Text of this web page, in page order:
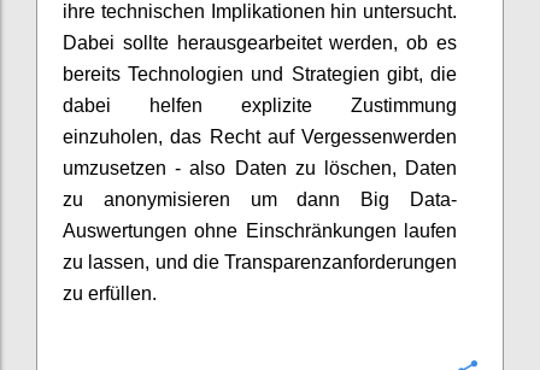
ihre technischen Implikationen hin untersucht.
Dabei sollte herausgearbeitet werden, ob es
bereits Technologien und Strategien gibt, die
dabei helfen explizite Zustimmung
einzuholen, das Recht auf Vergessenwerden
umzusetzen - also Daten zu löschen, Daten
zu anonymisieren um dann Big Data-
Auswertungen ohne Einschränkungen laufen
zu lassen, und die Transparenzanforderungen
zu erfüllen.